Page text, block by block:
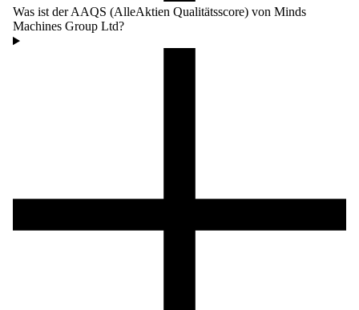
Was ist der AAQS (AlleAktien Qualitätsscore) von Minds
Machines Group Ltd?